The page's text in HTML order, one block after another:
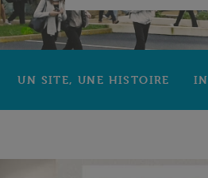
UN SITE, UNE HISTOIRE